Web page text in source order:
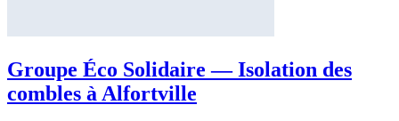
Groupe Éco Solidaire — Isolation des
combles à Alfortville